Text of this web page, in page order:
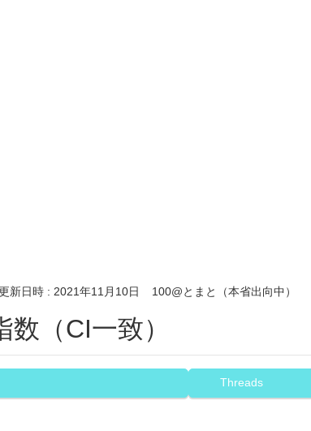
新日時 : 2021年11月10日 100@とまと（本省出向中）
数（CI一致）
Threads